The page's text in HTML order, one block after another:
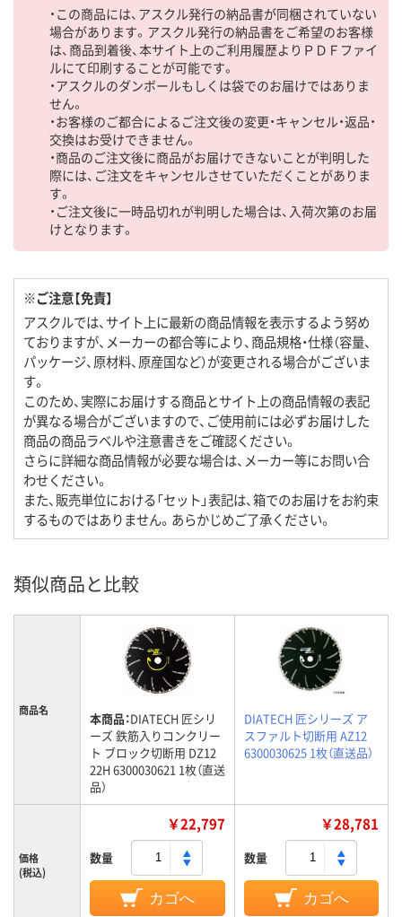
・この商品には、アスクル発行の納品書が同梱されていない
場合があります。アスクル発行の納品書をご希望のお客様
は、商品到着後、本サイト上のご利用履歴よりＰＤＦファイ
ルにて印刷することが可能です。
・アスクルのダンボールもしくは袋でのお届けではありま
せん。
・お客様のご都合によるご注文後の変更・キャンセル・返品・
交換はお受けできません。
・商品のご注文後に商品がお届けできないことが判明した
際には、ご注文をキャンセルさせていただくことがありま
す。
・ご注文後に一時品切れが判明した場合は、入荷次第のお届
けとなります。
※ご注意【免責】
アスクルでは、サイト上に最新の商品情報を表示するよう努め
ておりますが、メーカーの都合等により、商品規格・仕様（容量、
パッケージ、原材料、原産国など）が変更される場合がございま
す。
このため、実際にお届けする商品とサイト上の商品情報の表記
が異なる場合がございますので、ご使用前には必ずお届けした
商品の商品ラベルや注意書きをご確認ください。
さらに詳細な商品情報が必要な場合は、メーカー等にお問い合
わせください。
また、販売単位における「セット」表記は、箱でのお届けをお約束
するものではありません。あらかじめご了承ください。
類似商品と比較
商品名 本商品：DIATECH 匠シリ
ーズ 鉄筋入りコンクリー
ト ブロック切断用 DZ12
22H 6300030621 1枚（直送
品）
DIATECH 匠シリーズ ア
スファルト切断用 AZ12
6300030625 1枚（直送品）
価格
(税込)
￥22,797
数量
カゴへ
￥28,781
数量
カゴへ